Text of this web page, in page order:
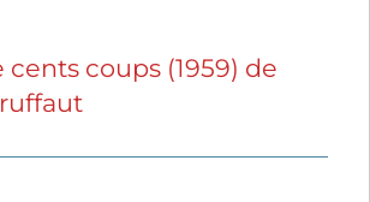
cents coups (1959) de